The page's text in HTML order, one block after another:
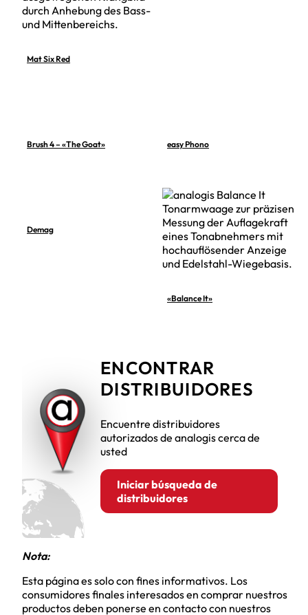
Mat Six Red
Brush 4 – «The Goat» easy Phono
Demag
«Balance It»
ENCONTRAR
DISTRIBUIDORES
Encuentre distribuidores
autorizados de analogis cerca de
usted
Iniciar búsqueda de
distribuidores
Nota:
Esta página es solo con fines informativos. Los
consumidores finales interesados en comprar nuestros
productos deben ponerse en contacto con nuestros